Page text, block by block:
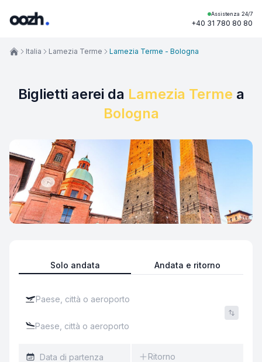
Assistenza 24/7
+40 31 780 80 80
Biglietti aerei da Lamezia Terme a
Bologna
Solo andata Andata e ritorno
Ritorno
Italia Lamezia Terme Lamezia Terme - Bologna